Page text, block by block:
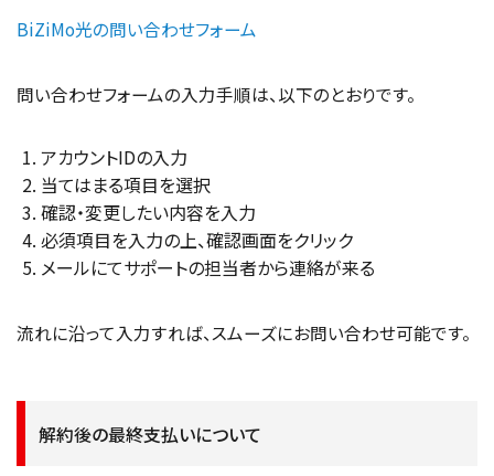
BiZiMo光の問い合わせフォーム
問い合わせフォームの入力手順は、以下のとおりです。
アカウントIDの入力
当てはまる項目を選択
確認・変更したい内容を入力
必須項目を入力の上、確認画面をクリック
メールにてサポートの担当者から連絡が来る
流れに沿って入力すれば、スムーズにお問い合わせ可能です。
解約後の最終支払いについて